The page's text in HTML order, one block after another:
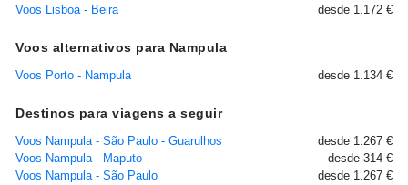
Voos Lisboa - Beira
desde 1.172 €
Voos alternativos para Nampula
Voos Porto - Nampula desde 1.134 €
Destinos para viagens a seguir
Voos Nampula - São Paulo - Guarulhos
desde 1.267 €
Voos Nampula - Maputo
desde 314 €
Voos Nampula - São Paulo
desde 1.267 €